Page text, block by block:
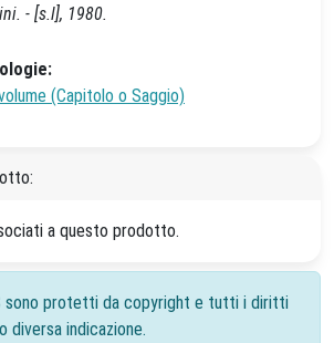
- [s.l], 1980.
(Capitolo o Saggio)
a questo prodotto.
sono protetti da copyright e tutti i diritti
diversa indicazione.